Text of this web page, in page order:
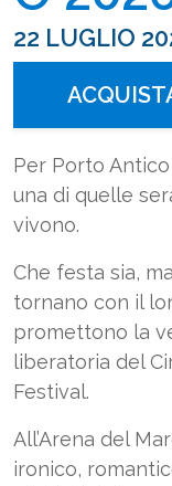
22 LUGLIO
Per Porto
una di quelle
vivono.
Che festa sia,
tornano con il
promettono la
liberatoria del
Festival.
All’Arena del
ironico,